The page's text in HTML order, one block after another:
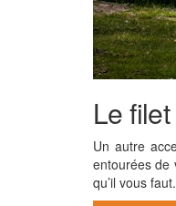
Le
Un autre
entourées de
qu’il vous